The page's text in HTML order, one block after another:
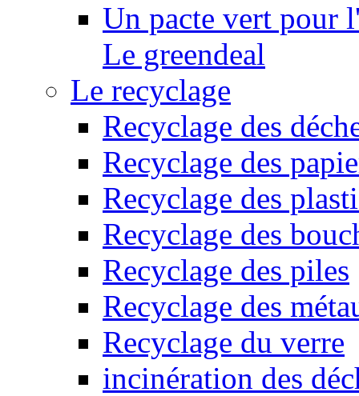
Un pacte vert pour
Le greendeal
Le recyclage
Recyclage des
Recyclage des
Recyclage des
Recyclage des
Recyclage des piles
Recyclage des
Recyclage du verre
incinération des